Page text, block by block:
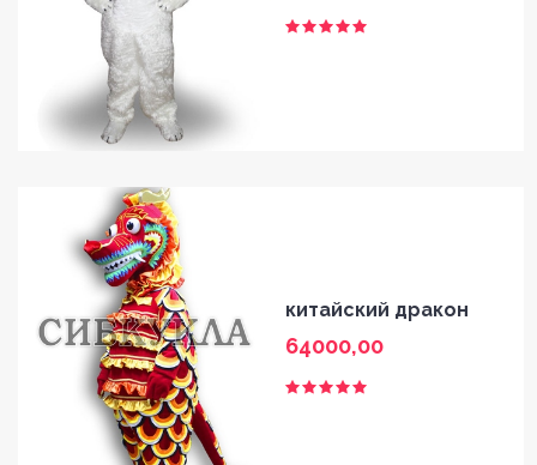
китайский дракон
64000,00